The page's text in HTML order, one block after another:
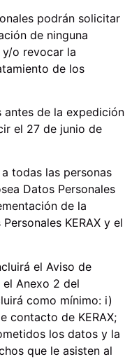
podrán solicitar
de ninguna
o revocar la
de los
antes de la expedición
el 27 de junio de
todas las personas
Datos Personales
de la
KERAX y el
el Aviso de
Anexo 2 del
como mínimo: i)
contacto de KERAX;
los datos y la
que le asisten al